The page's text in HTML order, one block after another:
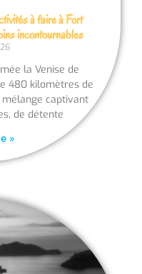
à faire à Fort
incontournables
la Venise de
480 kilomètres de
captivant
de détente
»